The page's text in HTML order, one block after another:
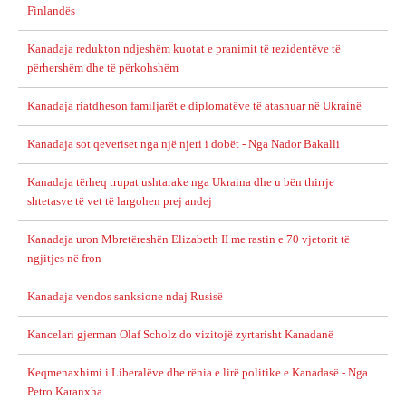
Finlandës
Kanadaja redukton ndjeshëm kuotat e pranimit të rezidentëve të
përhershëm dhe të përkohshëm
Kanadaja riatdheson familjarët e diplomatëve të atashuar në Ukrainë
Kanadaja sot qeveriset nga një njeri i dobët - Nga Nador Bakalli
Kanadaja tërheq trupat ushtarake nga Ukraina dhe u bën thirrje
shtetasve të vet të largohen prej andej
Kanadaja uron Mbretëreshën Elizabeth II me rastin e 70 vjetorit të
ngjitjes në fron
Kanadaja vendos sanksione ndaj Rusisë
Kancelari gjerman Olaf Scholz do vizitojë zyrtarisht Kanadanë
Keqmenaxhimi i Liberalëve dhe rënia e lirë politike e Kanadasë - Nga
Petro Karanxha